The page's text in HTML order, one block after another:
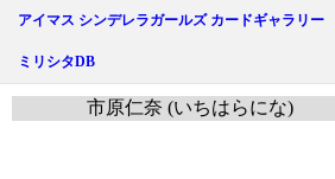
アイマス シンデレラガールズ カードギャラリー
ミリシタDB
市原仁奈 (いちはらにな)